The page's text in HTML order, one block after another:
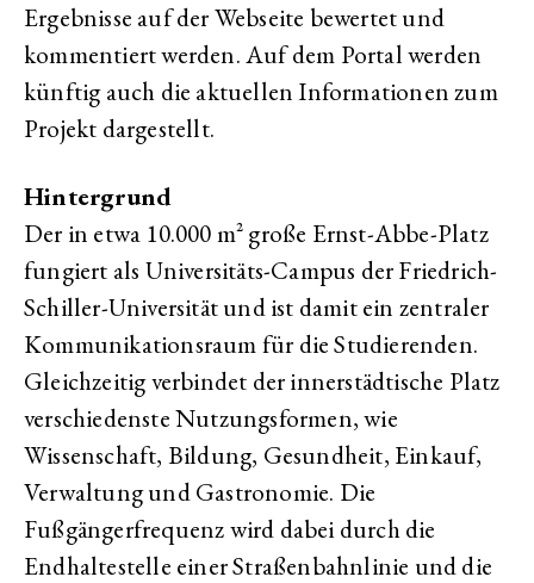
Ergebnisse auf der Webseite bewertet und
kommentiert werden. Auf dem Portal werden
künftig auch die aktuellen Informationen zum
Projekt dargestellt.
Hintergrund
Der in etwa 10.000 m² große Ernst-Abbe-Platz
fungiert als Universitäts-Campus der Friedrich-
Schiller-Universität und ist damit ein zentraler
Kommunikationsraum für die Studierenden.
Gleichzeitig verbindet der innerstädtische Platz
verschiedenste Nutzungsformen, wie
Wissenschaft, Bildung, Gesundheit, Einkauf,
Verwaltung und Gastronomie. Die
Fußgängerfrequenz wird dabei durch die
Endhaltestelle einer Straßenbahnlinie und die